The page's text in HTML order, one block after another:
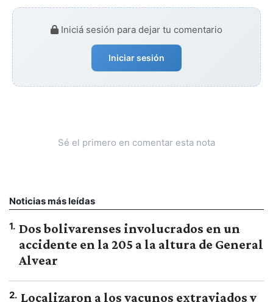
Iniciá sesión para dejar tu comentario
Iniciar sesión
Sé el primero en comentar esta nota
Noticias más leídas
1. Dos bolivarenses involucrados en un
accidente en la 205 a la altura de General
Alvear
2. Localizaron a los vacunos extraviados y